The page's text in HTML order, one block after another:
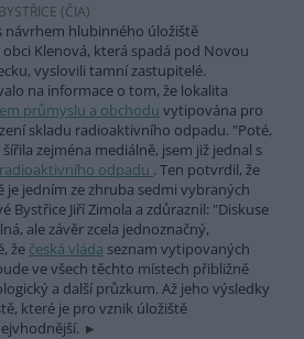
(ČIA)
návrhem hlubinného úložiště
Klenová, která spadá pod Novou
vyslovili tamní zastupitelé.
na informace o tom, že lokalita
průmyslu a obchodu vytipována pro
skladu radioaktivního odpadu. "Poté,
zejména mediálně, jsem již jednal s
odpadu . Ten potvrdil, že
je jedním ze zhruba sedmi vybraných
Bystřice Jiří Zimola a zdůraznil: "Diskuse
ale závěr zcela jednoznačný,
že česká vláda seznam vytipovaných
ve všech těchto místech přibližně
a další průzkum. Až jeho výsledky
které je pro vznik úložiště